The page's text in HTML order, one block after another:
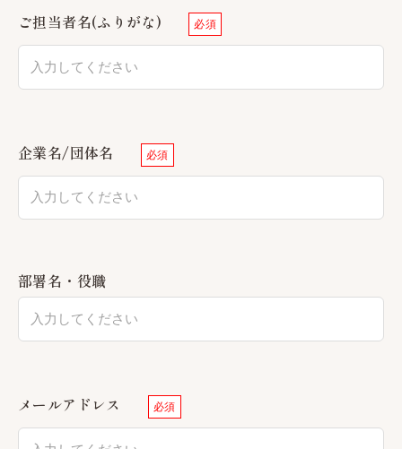
ご担当者名(ふりがな) 必須
企業名/団体名 必須
部署名・役職
メールアドレス 必須